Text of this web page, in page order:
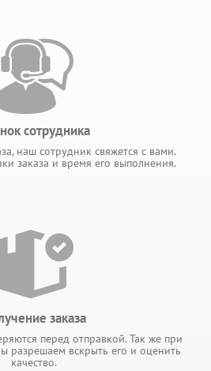
сотрудника
наш сотрудник свяжется с вами.
заказа и время его выполнения.
заказа
перед отправкой. Так же при
разрешаем вскрыть его и оценить
качество.